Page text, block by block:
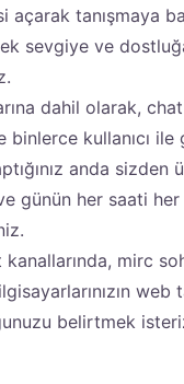
açarak tanışmaya
sevgiye ve
dahil olarak,
kullanıcı ile
anda
günün her saati
kanallarında, mirc
web
belirtmek